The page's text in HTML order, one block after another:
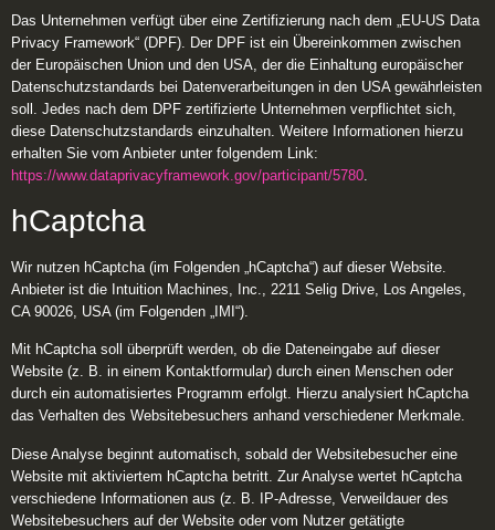
Das Unternehmen verfügt über eine Zertifizierung nach dem „EU-US Data
Privacy Framework“ (DPF). Der DPF ist ein Übereinkommen zwischen
der Europäischen Union und den USA, der die Einhaltung europäischer
Datenschutzstandards bei Datenverarbeitungen in den USA gewährleisten
soll. Jedes nach dem DPF zertifizierte Unternehmen verpflichtet sich,
diese Datenschutzstandards einzuhalten. Weitere Informationen hierzu
erhalten Sie vom Anbieter unter folgendem Link:
https://www.dataprivacyframework.gov/participant/5780
hCaptcha
Wir nutzen hCaptcha (im Folgenden „hCaptcha“) auf dieser Website.
Anbieter ist die Intuition Machines, Inc., 2211 Selig Drive, Los Angeles,
CA 90026, USA (im Folgenden „IMI“).
Mit hCaptcha soll überprüft werden, ob die Dateneingabe auf dieser
Website (z. B. in einem Kontaktformular) durch einen Menschen oder
durch ein automatisiertes Programm erfolgt. Hierzu analysiert hCaptcha
das Verhalten des Websitebesuchers anhand verschiedener Merkmale.
Diese Analyse beginnt automatisch, sobald der Websitebesucher eine
Website mit aktiviertem hCaptcha betritt. Zur Analyse wertet hCaptcha
verschiedene Informationen aus (z. B. IP-Adresse, Verweildauer des
Websitebesuchers auf der Website oder vom Nutzer getätigte